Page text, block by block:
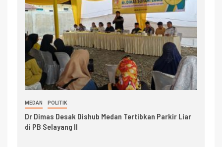
MEDAN POLITIK
Dr Dimas Desak Dishub Medan Tertibkan Parkir Liar
di PB Selayang II